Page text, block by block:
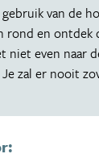
gebruik van de
rond en ontdek
niet even naar
zal er nooit